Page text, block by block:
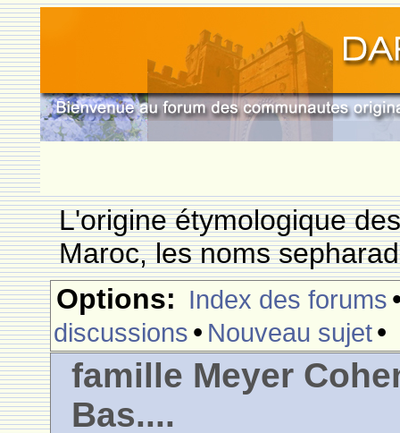
L'origine étymologique
Maroc, les noms
Options: Index des forums
discussions • Nouveau sujet•
famille Meyer
Bas....